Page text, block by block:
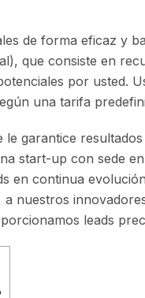
de forma eficaz y
que consiste en
por usted.
una tarifa
le garantice
start-up con sede
en continua
nuestros
leads